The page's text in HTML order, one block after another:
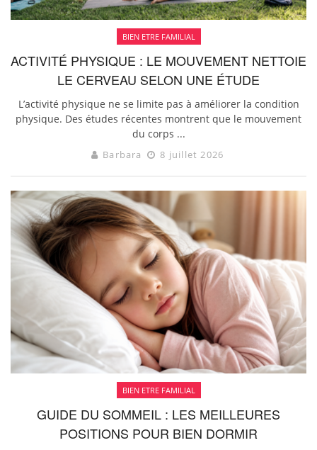
BIEN ETRE FAMILIAL
ACTIVITÉ PHYSIQUE : LE MOUVEMENT NETTOIE
LE CERVEAU SELON UNE ÉTUDE
L’activité physique ne se limite pas à améliorer la condition
physique. Des études récentes montrent que le mouvement
du corps ...
Barbara 8 juillet 2026
BIEN ETRE FAMILIAL
GUIDE DU SOMMEIL : LES MEILLEURES
POSITIONS POUR BIEN DORMIR